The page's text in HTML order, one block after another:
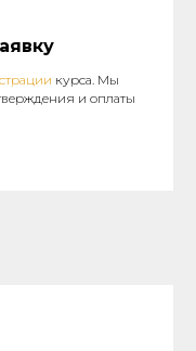
курса. Мы
и оплаты